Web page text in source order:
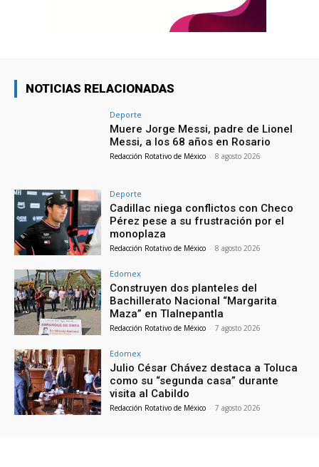
NOTICIAS RELACIONADAS
Deporte
Muere Jorge Messi, padre de Lionel
Messi, a los 68 años en Rosario
Redacción Rotativo de México - 8 agosto 2026
Deporte
Cadillac niega conflictos con Checo
Pérez pese a su frustración por el
monoplaza
Redacción Rotativo de México - 8 agosto 2026
Edomex
Construyen dos planteles del
Bachillerato Nacional “Margarita
Maza” en Tlalnepantla
Redacción Rotativo de México - 7 agosto 2026
Edomex
Julio César Chávez destaca a Toluca
como su “segunda casa” durante
visita al Cabildo
Redacción Rotativo de México - 7 agosto 2026